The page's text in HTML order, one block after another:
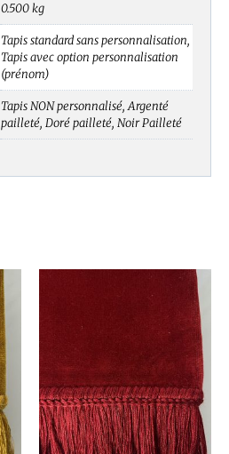
0.500 kg
Tapis standard sans personnalisation,
Tapis avec option personnalisation
(prénom)
Tapis NON personnalisé, Argenté
pailleté, Doré pailleté, Noir Pailleté